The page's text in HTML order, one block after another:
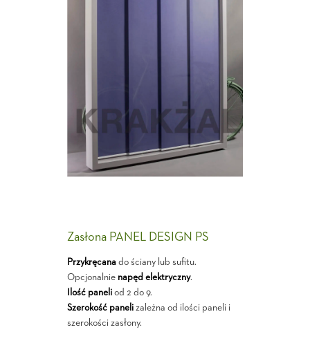
Zasłona PANEL DESIGN PS
Przykręcanado ściany lub sufitu.
Opcjonalnie napęd elektryczny.
Ilość paneliod 2 do 9.
Szerokość panelizależna od ilości paneli i
szerokości zasłony.